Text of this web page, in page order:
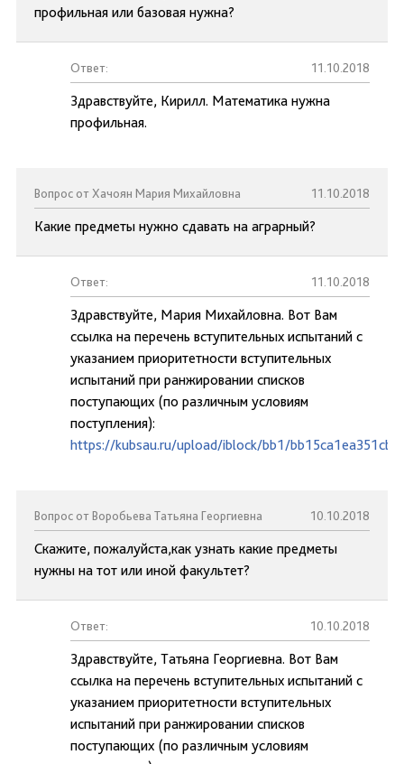
профильная или базовая нужна?
Ответ: 11.10.2018
Здравствуйте, Кирилл. Математика нужна
профильная.
Вопрос от Хачоян Мария Михайловна 11.10.2018
Какие предметы нужно сдавать на аграрный?
Ответ: 11.10.2018
Здравствуйте, Мария Михайловна. Вот Вам
ссылка на перечень вступительных испытаний с
указанием приоритетности вступительных
испытаний при ранжировании списков
поступающих (по различным условиям
поступления):
https://kubsau.ru/upload/iblock/bb1/
Вопрос от Воробьева Татьяна Георгиевна 10.10.2018
Скажите, пожалуйста,как узнать какие предметы
нужны на тот или иной факультет?
Ответ: 10.10.2018
Здравствуйте, Татьяна Георгиевна. Вот Вам
ссылка на перечень вступительных испытаний с
указанием приоритетности вступительных
испытаний при ранжировании списков
поступающих (по различным условиям